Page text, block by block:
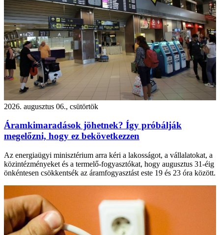
2026. augusztus 06., csütörtök
Áramkimaradások jöhetnek? Így próbálják
megelőzni, hogy ez bekövetkezzen
Az energiaügyi minisztérium arra kéri a lakosságot, a vállalatokat, a
közintézményeket és a termelő-fogyasztókat, hogy augusztus 31-éig
önkéntesen csökkentsék az áramfogyasztást este 19 és 23 óra között.